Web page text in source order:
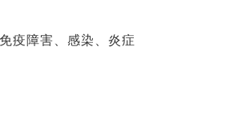
障害、感染、炎症